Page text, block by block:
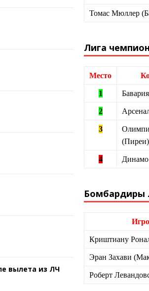
вылета из ЛЧ
Томас Мюллер
Лига
Место
1
2
3
(Пиреи)
4 Динамо
Бомбардиры
Криштиану
Эран Захави
Роберт